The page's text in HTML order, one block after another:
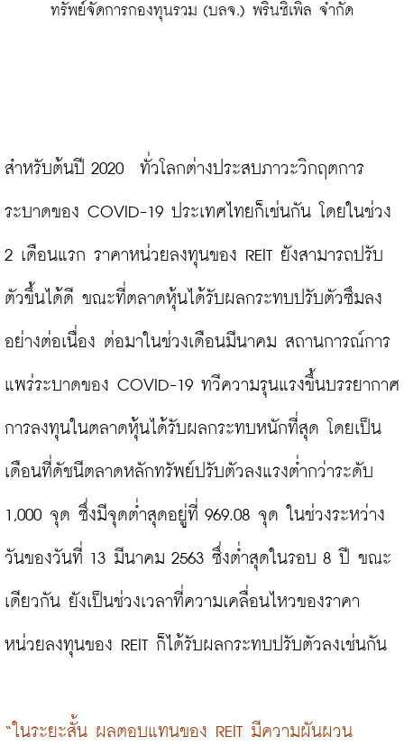
ทรัพย์จัดการกองทุนรวม (บลจ.) พรินซิเพิล จำกัด
สำหรับต้นปี 2020  ทั่วโลกต่างประสบภาวะวิกฤตการ
ระบาดของ COVID-19 ประเทศไทยก็เช่นกัน โดยในช่วง
2 เดือนแรก ราคาหน่วยลงทุนของ REIT ยังสามารถปรับ
ตัวขึ้นได้ดี ขณะที่ตลาดหุ้นได้รับผลกระทบปรับตัวซึมลง
อย่างต่อเนื่อง ต่อมาในช่วงเดือนมีนาคม สถานการณ์การ
แพร่ระบาดของ COVID-19 ทวีความรุนแรงขึ้นบรรยากาศ
การลงทุนในตลาดหุ้นได้รับผลกระทบหนักที่สุด โดยเป็น
เดือนที่ดัชนีตลาดหลักทรัพย์ปรับตัวลงแรงต่ำกว่าระดับ
1,000 จุด ซึ่งมีจุดต่ำสุดอยู่ที่ 969.08 จุด ในช่วงระหว่าง
วันของวันที่ 13 มีนาคม 2563 ซึ่งต่ำสุดในรอบ 8 ปี ขณะ
เดียวกัน ยังเป็นช่วงเวลาที่ความเคลื่อนไหวของราคา
หน่วยลงทุนของ REIT ก็ได้รับผลกระทบปรับตัวลงเช่นกัน
“ในระยะสั้น ผลตอบแทนของ REIT มีความผันผวน